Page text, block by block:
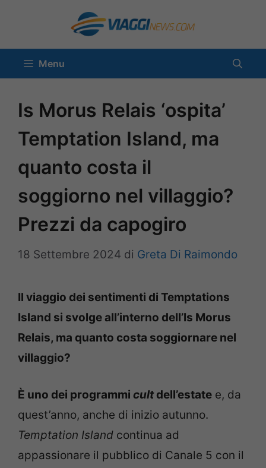
contenuto
Menu
Is Morus Relais ‘ospita’
Temptation Island, ma
quanto costa il
soggiorno nel villaggio?
Prezzi da capogiro
18 Settembre 2024 di Greta Di Raimondo
Il viaggio dei sentimenti di Temptations
Island si svolge all’interno dell’Is Morus
Relais, ma quanto costa soggiornare nel
villaggio?
È uno dei programmi cultdell’estate e, da
quest’anno, anche di inizio autunno.
Temptation Island continua ad
appassionare il pubblico di Canale 5 con il